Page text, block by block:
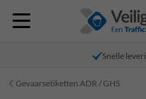
Snelle
Gevaarsetiketten ADR / GHS